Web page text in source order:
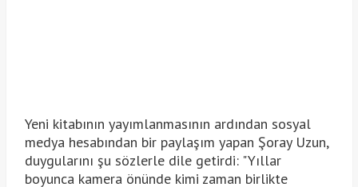
Yeni kitabının yayımlanmasının ardından sosyal
medya hesabından bir paylaşım yapan Şoray Uzun,
duygularını şu sözlerle dile getirdi: "Yıllar
boyunca kamera önünde kimi zaman birlikte